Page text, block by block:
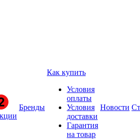
Бренды
Как купить
Условия
оплаты
Условия
доставки
Гарантия
на товар
Новости